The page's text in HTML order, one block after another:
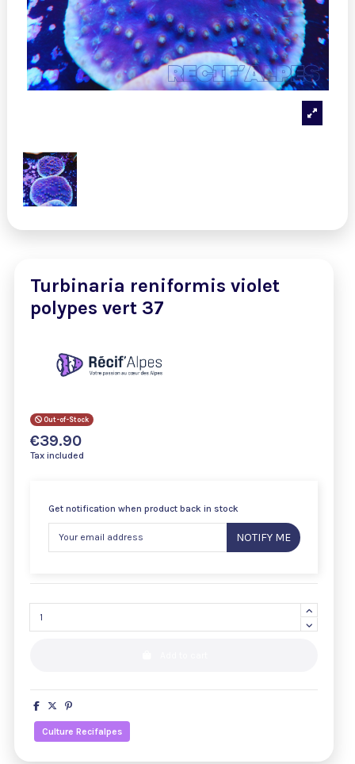
Turbinaria reniformis violet
polypes vert 37
Out-of-Stock
€39.90
Tax included
Get notification when product back in stock
NOTIFY ME
Culture Recifalpes